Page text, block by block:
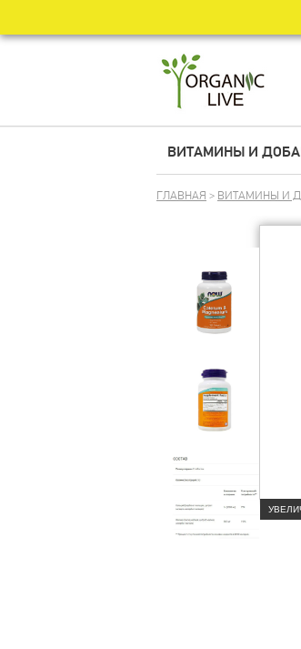
ВИТАМИНЫ И
ГЛАВНАЯ > ВИТАМИНЫ И